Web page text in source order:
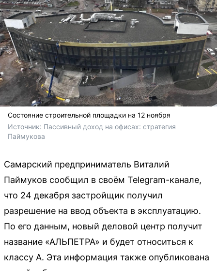
Состояние строительной площадки на 12 ноября
Источник: Пассивный доход на офисах: стратегия
Паймукова
Самарский предприниматель Виталий
Паймуков сообщил в своём Telegram-канале,
что 24 декабря застройщик получил
разрешение на ввод объекта в эксплуатацию.
По его данным, новый деловой центр получит
название «АЛЬПЕТРА» и будет относиться к
классу А. Эта информация также опубликована